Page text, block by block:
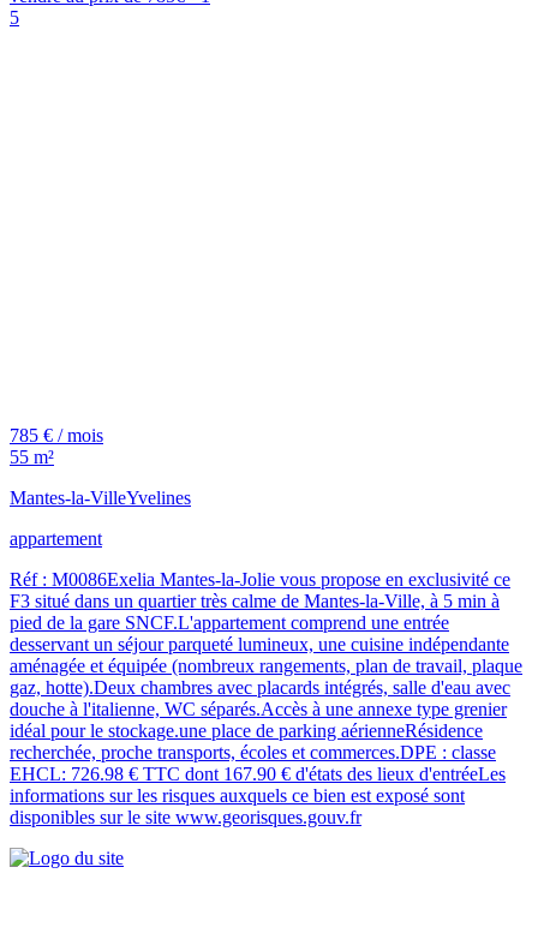
5
785 € / mois
55 m²
Mantes-la-VilleYvelines
appartement
Réf : M0086Exelia Mantes-la-Jolie vous propose en exclusivité ce
F3 situé dans un quartier très calme de Mantes-la-Ville, à 5 min à
pied de la gare SNCF.L'appartement comprend une entrée
desservant un séjour parqueté lumineux, une cuisine indépendante
aménagée et équipée (nombreux rangements, plan de travail, plaque
gaz, hotte).Deux chambres avec placards intégrés, salle d'eau avec
douche à l'italienne, WC séparés.Accès à une annexe type grenier
idéal pour le stockage.une place de parking aérienneRésidence
recherchée, proche transports, écoles et commerces.DPE : classe
EHCL: 726.98 € TTC dont 167.90 € d'états des lieux d'entréeLes
informations sur les risques auxquels ce bien est exposé sont
disponibles sur le site www.georisques.gouv.fr